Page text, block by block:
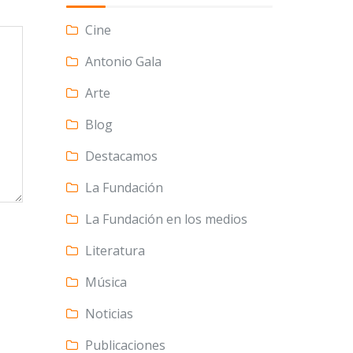
Cine
Antonio Gala
Arte
Blog
Destacamos
La Fundación
La Fundación en los medios
Literatura
Música
Noticias
Publicaciones